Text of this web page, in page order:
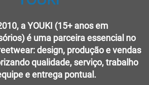
a YOUKI (15+ anos em
é uma parceira essencial no
design, produção e vendas
qualidade, serviço, trabalho
e entrega pontual.